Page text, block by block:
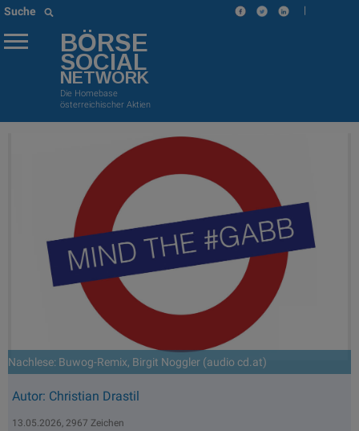
Suche |
BÖRSE
SOCIAL
NETWORK
Die Homebase
österreichischer Aktien
Nachlese: Buwog-Remix, Birgit Noggler (audio cd.at)
Autor: Christian Drastil
13.05.2026, 2967 Zeichen